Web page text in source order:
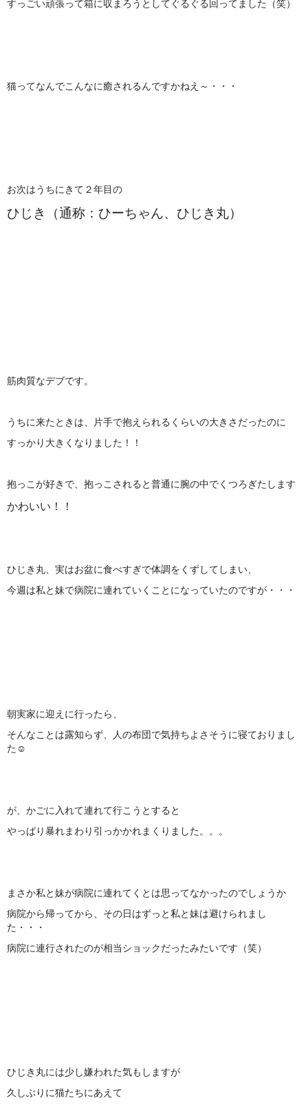
すっごい頑張って箱に収まろうとしてぐるぐる回ってました（笑）
猫ってなんでこんなに癒されるんですかねえ～・・・
お次はうちにきて２年目の
ひじき（通称：ひーちゃん、ひじき丸）
筋肉質なデブです。
うちに来たときは、片手で抱えられるくらいの大きさだったのに
すっかり大きくなりました！！
抱っこが好きで、抱っこされると普通に腕の中でくつろぎたします
かわいい！！
ひじき丸、実はお盆に食べすぎで体調をくずしてしまい、
今週は私と妹で病院に連れていくことになっていたのですが・・・
朝実家に迎えに行ったら、
そんなことは露知らず、人の布団で気持ちよさそうに寝ておりまし
た☺
が、かごに入れて連れて行こうとすると
やっぱり暴れまわり引っかかれまくりました。。。
まさか私と妹が病院に連れてくとは思ってなかったのでしょうか
病院から帰ってから、その日はずっと私と妹は避けられまし
た・・・
病院に連行されたのが相当ショックだったみたいです（笑）
ひじき丸には少し嫌われた気もしますが
久しぶりに猫たちにあえて